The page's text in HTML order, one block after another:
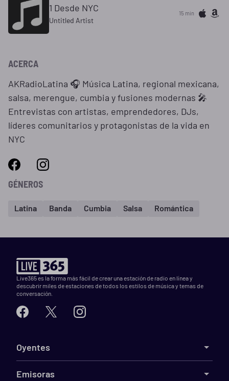
1 Desde NYC
Untitled Artist
15 min
ACERCA
AKRadioLatina 🎧 Música Latina, regional mexicana,
salsa, merengue, cumbia y fusiones modernas 🎤
Entrevistas con artistas, emprendedores, DJs,
líderes comunitarios y protagonistas de la vida en
NYC
GÉNEROS
Latina Banda Cumbia Salsa Romántica
Live365 es la forma más fácil de crear una estación de radio en línea y
descubrir miles de estaciones de todos los estilos de música y temas de
conversación.
Oyentes
Emisoras